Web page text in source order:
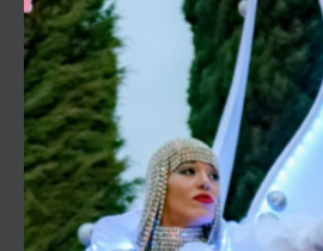
Pasacalles Sueño